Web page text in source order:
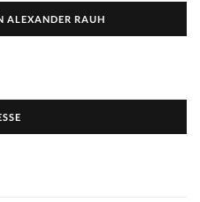
ALEXANDER RAUH